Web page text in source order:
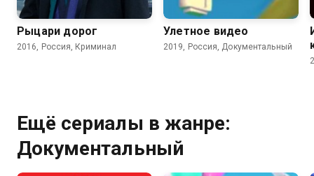
Рыцари дорог
2016, Россия, Криминал
Улетное видео
2019, Россия, Документальный
Ещё сериалы в жанре:
Документальный